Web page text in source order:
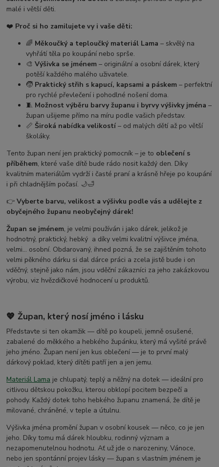
malé i větší děti.
❤️ Proč si ho zamilujete vy i vaše děti:
🌈 Měkoučký a teploučký materiál Lama – skvělý na
vyhřátí těla po koupání nebo sprše.
🎨Výšivka se jménem – originální a osobní dárek, který
potěší každého malého uživatele.
🧒 Praktický střih s kapucí, kapsami a páskem – perfektní
pro rychlé převlečení i pohodlné nošení doma.
🧵 Možnost výběru barvy županu i byrvy výšivky jména –
župan ušijeme přímo na míru podle vašich představ.
📏 Široká nabídka velikostí – od malých dětí až po větší
školáky.
Tento župan není jen praktický pomocník – je to oblečení s
příběhem, které vaše dítě bude rádo nosit každý den. Díky
kvalitním materiálům vydrží i časté praní a krásně hřeje po koupání
i při chladnějším počasí. 🌙🛁
👉Vyberte barvu, velikost a výšivku podle vás a udělejte z
obyčejného županu neobyčejný dárek!
Župan se jménem, je velmi používán i jako dárek, jelikož je
hodnotný, praktický, hebký a díky velmi kvalitní výšivce jména,
velmi... osobní. Obdarovaný, ihned pozná, že se zajištěním tohoto
velmi pěkného dárku si dal dárce práci a zcela jistě bude i on
vděčný, stejně jako nám, jsou vděční zákazníci za jeho zakázkovou
výrobu, viz hvězdičkové hodnocení u produktů.
💖 Župan, který nosí jméno i lásku
Představte si ten okamžik — dítě po koupeli, jemně osušené,
zabalené do měkkého a hebkého župánku, který má vyšité právě
jeho jméno. Župan není jen kus oblečení — je to první malý
dárkový poklad, který dítěti patří jen a jen jemu.
Materiál Lama je chlupatý, teplý a něžný na dotek — ideální pro
citlivou dětskou pokožku, kterou obklopí pocitem bezpečí a
pohody. Každý dotek toho hebkého županu znamená, že dítě je
milované, chráněné, v teple a útulnu.
Výšivka jména promění župan v osobní kousek — něco, co je jen
jeho. Díky tomu má dárek hloubku, rodinný význam a
nezapomenutelnou hodnotu. Ať už jde o narozeniny, Vánoce,
nebo jen spontánní projev lásky — župan s vlastním jménem je